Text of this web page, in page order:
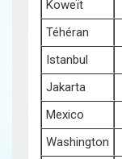
Koweït
Téhéran
Istanbul
Jakarta
Mexico
Washington